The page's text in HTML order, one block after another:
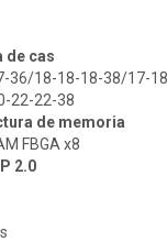
de cas
36/18-18-18-38/17-
22-22-38
de memoria
FBGA x8
2.0